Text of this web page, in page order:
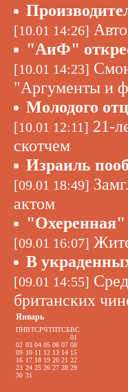
[10.01 14:26]
"АиФ"
[10.01 14:23]
"Аргументы и
Молодого
[10.01 12:11] 21-
скотчем
Израиль
[09.01 18:49]
актом
"Охеренная"
[09.01 16:07]
В
[09.01 14:55]
британских
Январь
ПНВТСРЧТПТСБВС
01
02 03 04 05 06 07 08
09 10 11 12 13 14 15
16 17 18 19 20 21 22
23 24 25 26 27 28 29
30 31